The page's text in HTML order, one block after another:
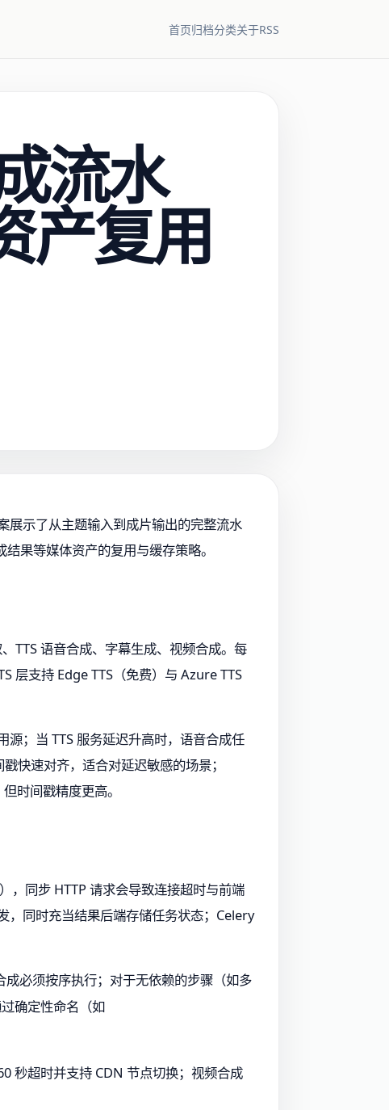
首页归档分类关于RSS
流水
产复用
示了从主题输入到成片输出的完整流水
果等媒体资产的复用与缓存策略。
TTS 语音合成、字幕生成、视频合成。每
层支持 Edge TTS（免费）与 Azure TTS
；当 TTS 服务延迟升高时，语音合成任
快速对齐，适合对延迟敏感的场景；
时间戳精度更高。
，同步 HTTP 请求会导致连接超时与前端
，同时充当结果后端存储任务状态；Celery
成必须按序执行；对于无依赖的步骤（如多
确定性命名（如
秒超时并支持 CDN 节点切换；视频合成